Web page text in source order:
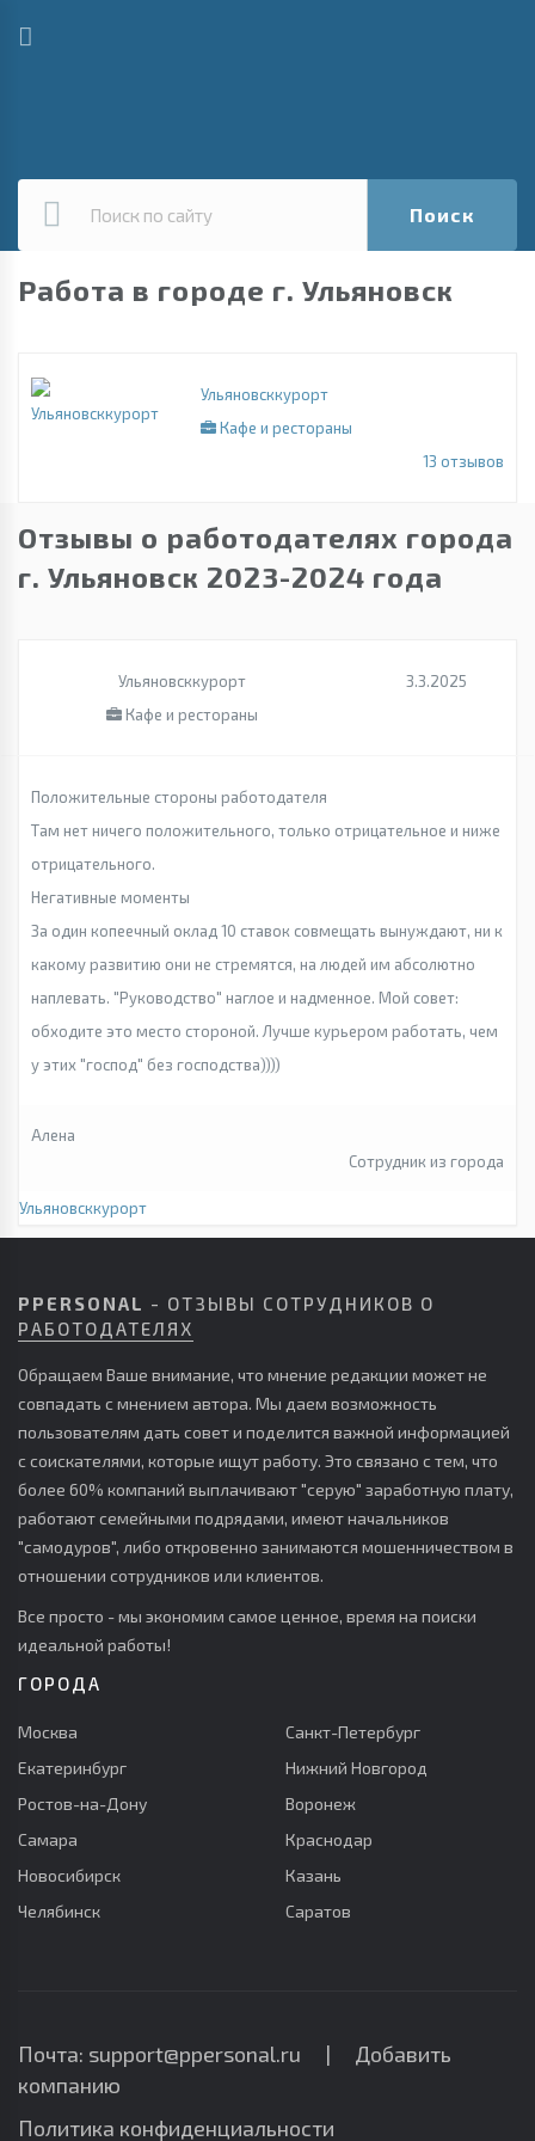
Поиск
Работа в городе г. Ульяновск
Ульяновсккурорт
Кафе и рестораны
13 отзывов
Отзывы о работодателях города
г. Ульяновск 2023-2024 года
Ульяновсккурорт
Кафе и рестораны
3.3.2025
Положительные стороны работодателя
Там нет ничего положительного, только отрицательное и ниже
отрицательного.
Негативные моменты
За один копеечный оклад 10 ставок совмещать вынуждают, ни к
какому развитию они не стремятся, на людей им абсолютно
наплевать. "Руководство" наглое и надменное. Мой совет:
обходите это место стороной. Лучше курьером работать, чем
у этих "господ" без господства))))
Алена
Сотрудник из города
Ульяновсккурорт
PPERSONAL - ОТЗЫВЫ СОТРУДНИКОВ О
РАБОТОДАТЕЛЯХ
Обращаем Ваше внимание, что мнение редакции может не
совпадать с мнением автора. Мы даем возможность
пользователям дать совет и поделится важной информацией
с соискателями, которые ищут работу. Это связано с тем, что
более 60% компаний выплачивают "серую" заработную плату,
работают семейными подрядами, имеют начальников
"самодуров", либо откровенно занимаются мошенничеством в
отношении сотрудников или клиентов.
Все просто - мы экономим самое ценное, время на поиски
идеальной работы!
ГОРОДА
Москва
Санкт-Петербург
Екатеринбург
Нижний Новгород
Ростов-на-Дону
Воронеж
Самара
Краснодар
Новосибирск
Казань
Челябинск
Саратов
Почта: support@ppersonal.ru | Добавить
компанию
Политика конфиденциальности